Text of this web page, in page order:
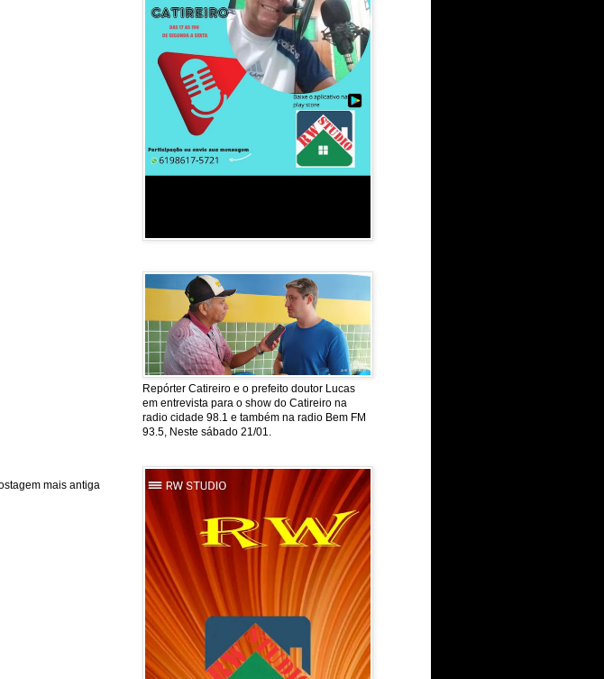
mais antiga
Repórter Catireiro e o prefeito doutor Lucas
em entrevista para o show do Catireiro na
radio cidade 98.1 e também na radio Bem FM
93.5, Neste sábado 21/01.